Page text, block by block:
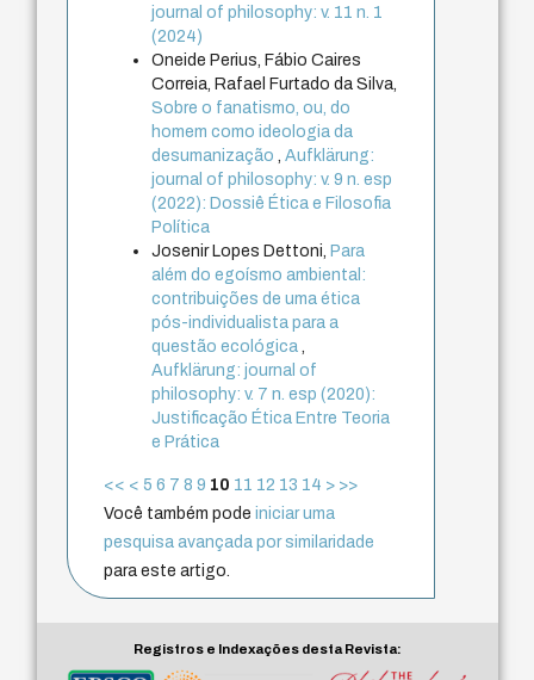
journal of philosophy: v. 11 n. 1
(2024)
Oneide Perius, Fábio Caires
Correia, Rafael Furtado da Silva,
Sobre o fanatismo, ou, do
homem como ideologia da
desumanização,Aufklärung:
journal of philosophy: v. 9 n. esp
(2022): Dossiê Ética e Filosofia
Política
Josenir Lopes Dettoni, Para
além do egoísmo ambiental:
contribuições de uma ética
pós-individualista para a
questão ecológica,
Aufklärung: journal of
philosophy: v. 7 n. esp (2020):
Justificação Ética Entre Teoria
e Prática
<< < 5 6 7 8 9 10 11 12 13 14 > >>
Você também podeiniciar uma
pesquisa avançada por similaridade
para este artigo.
Registros e Indexações desta Revista: